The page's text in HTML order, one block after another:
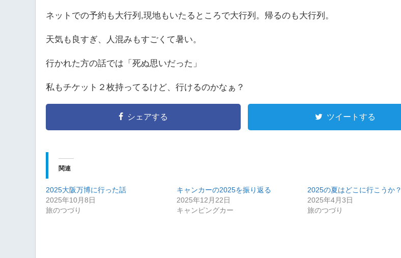
ネットでの予約も大行列,現地もいたるところで大行列。帰るのも大行列。
天気も良すぎ、人混みもすごくて暑い。
行かれた方の話では「死ぬ思いだった」
私もチケット２枚持ってるけど、行けるのかなぁ？
シェアする ツイートする
関連
2025大阪万博に行った話
2025年10月8日
旅のつづり
キャンカーの2025を振り返る
2025年12月22日
キャンピングカー
2025の夏はどこに行こうか？
2025年4月3日
旅のつづり